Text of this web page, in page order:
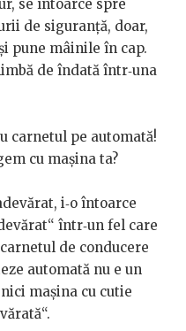
se întoarce spre
de siguranță, doar,
pune mâinile în cap.
de îndată într‑una
carnetul pe automată!
cu mașina ta?
i‑o întoarce
într‑un fel care
de conducere
automată nu e un
mașina cu cutie